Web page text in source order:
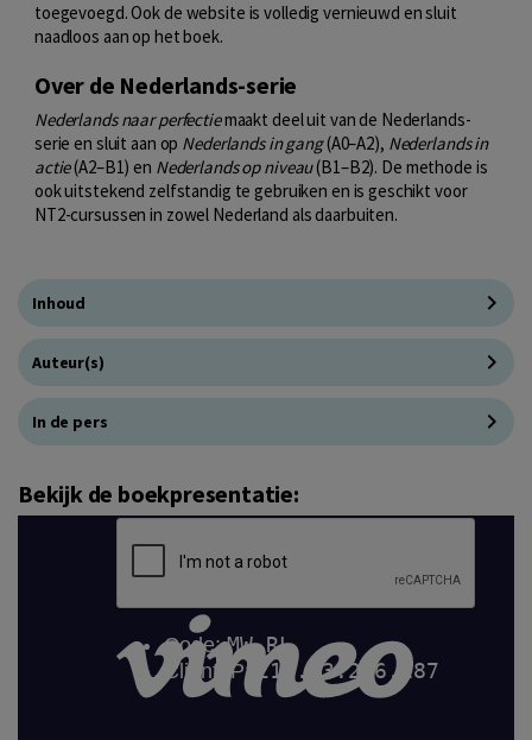
toegevoegd. Ook de website is volledig vernieuwd en sluit
naadloos aan op het boek.
Over de Nederlands-serie
Nederlands naar perfectiemaakt deel uit van de Nederlands-
serie en sluit aan op Nederlands in gang(A0–A2), Nederlands in
actie(A2–B1) en Nederlands op niveau(B1–B2). De methode is
ook uitstekend zelfstandig te gebruiken en is geschikt voor
NT2-cursussen in zowel Nederland als daarbuiten.
Inhoud
Auteur(s)
In de pers
Bekijk de boekpresentatie: